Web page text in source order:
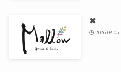
✖
2026-08-05